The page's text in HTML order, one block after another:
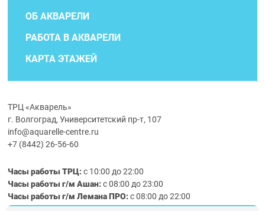
ОБ АКВАРЕЛИ
РАБОТА В АКВАРЕЛИ
КАРТА ЭТАЖЕЙ
ТРЦ «Акварель»
г. Волгоград, Университетский пр-т, 107
info@aquarelle-centre.ru
+7 (8442) 26-56-60
Часы работы ТРЦ:с 10:00 до 22:00
Часы работы г/м Ашан:с 08:00 до 23:00
Часы работыг/мЛемана ПРО:с 08:00 до 22:00